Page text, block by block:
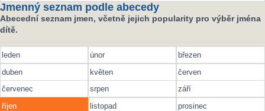
Jmenný seznam podle abecedy
Abecední seznam jmen, včetně jejich popularity pro výběr jména
dítě.
leden únor
březen
duben
květen
červen
červenec
srpen
září
říjen
listopad prosinec